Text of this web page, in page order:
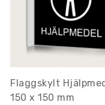
Flaggskylt
150 x 150 mm